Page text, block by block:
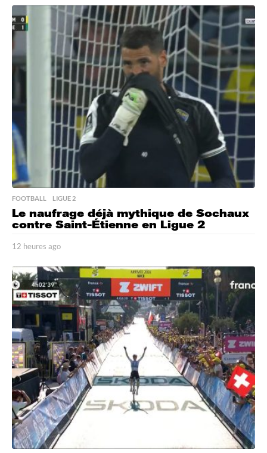
h
r
e
s
a
o
FOOTBALL ,LIGUE 2
Le naufrage déjà mythique de Sochaux
contre Saint-Étienne en Ligue 2
12 heures ago
h
e
u
r
e
a
g
o